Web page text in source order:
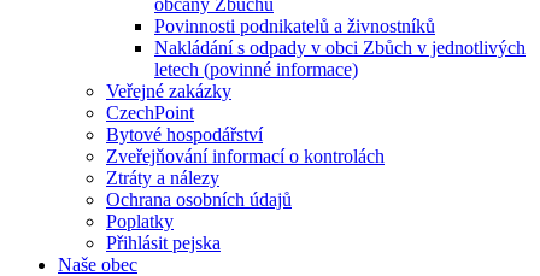
občany Zbůchu
Povinnosti podnikatelů a živnostníků
Nakládání s odpady v obci Zbůch v jednotlivých
letech (povinné informace)
Veřejné zakázky
CzechPoint
Bytové hospodářství
Zveřejňování informací o kontrolách
Ztráty a nálezy
Ochrana osobních údajů
Poplatky
Přihlásit pejska
Naše obec